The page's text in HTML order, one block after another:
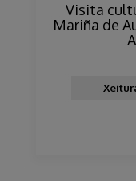
Visita
Mariña de